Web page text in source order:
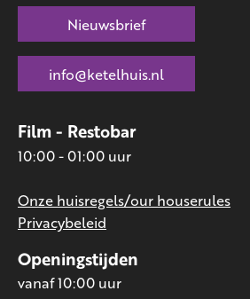
Openingstijden
vanaf 10:00 uur
Film - Restobar
10:00 - 01:00 uur
Onze huisregels/our houserules
Privacybeleid
Nieuwsbrief
info@ketelhuis.nl